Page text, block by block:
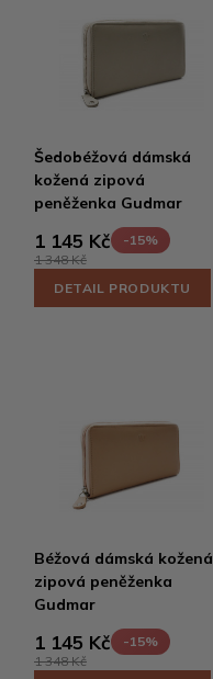
Šedobéžová dámská
kožená zipová
peněženka Gudmar
1 145 Kč
-15%
1 348 Kč
DETAIL PRODUKTU
Béžová dámská kožená
zipová peněženka
Gudmar
1 145 Kč
-15%
1 348 Kč